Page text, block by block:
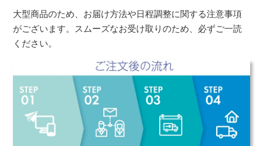
大型商品のため、お届け方法や日程調整に関する注意事項
がございます。スムーズなお受け取りのため、必ずご一読
ください。